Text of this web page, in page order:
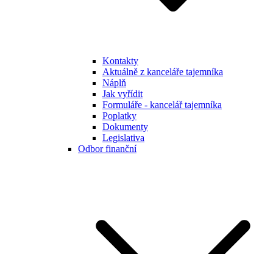
Kontakty
Aktuálně z kanceláře tajemníka
Náplň
Jak vyřídit
Formuláře - kancelář tajemníka
Poplatky
Dokumenty
Legislativa
Odbor finanční